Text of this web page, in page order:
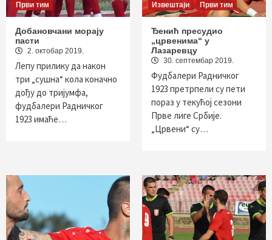
Први тим
Добановчани морају
пасти
2. октобар 2019.
Лепу прилику да након
три „сушна“ кола коначно
дођу до тријумфа,
фудбалери Радничког
1923 имаће…
Извештаји
Први тим
Ђенић пресудио
„црвенима“ у
Лазаревцу
30. септембар 2019.
Фудбалери Радничког
1923 претрпели су пети
пораз у текућој сезони
Прве лиге Србије.
„Црвени“ су…